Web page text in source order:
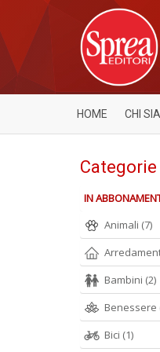
HOME CHI
Categorie
IN
Animali (7)
Bambini (2)
Benessere
Bici (1)